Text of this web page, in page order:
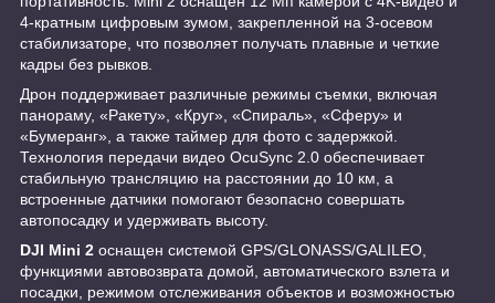
4-кратным цифровым зумом, закрепленной на 3-осевом
стабилизаторе, что позволяет получать плавные и четкие
кадры без рывков.
Дрон поддерживает различные режимы съемки, включая
панораму, «Ракету», «Круг», «Спираль», «Сферу» и
«Бумеранг», а также таймер для фото с задержкой.
Технология передачи видео OcuSync 2.0 обеспечивает
стабильную трансляцию на расстоянии до 10 км, а
встроенные датчики помогают безопасно совершать
автопосадку и удерживать высоту.
DJI Mini 2 оснащен системой GPS/GLONASS/GALILEO,
функциями автовозврата домой, автоматического взлета и
посадки, режимом отслеживания объектов и возможностью